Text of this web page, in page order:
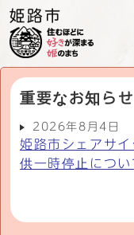
重要なお知らせ
2026年8月4日
姫路市シェアサ
供一時停止につい